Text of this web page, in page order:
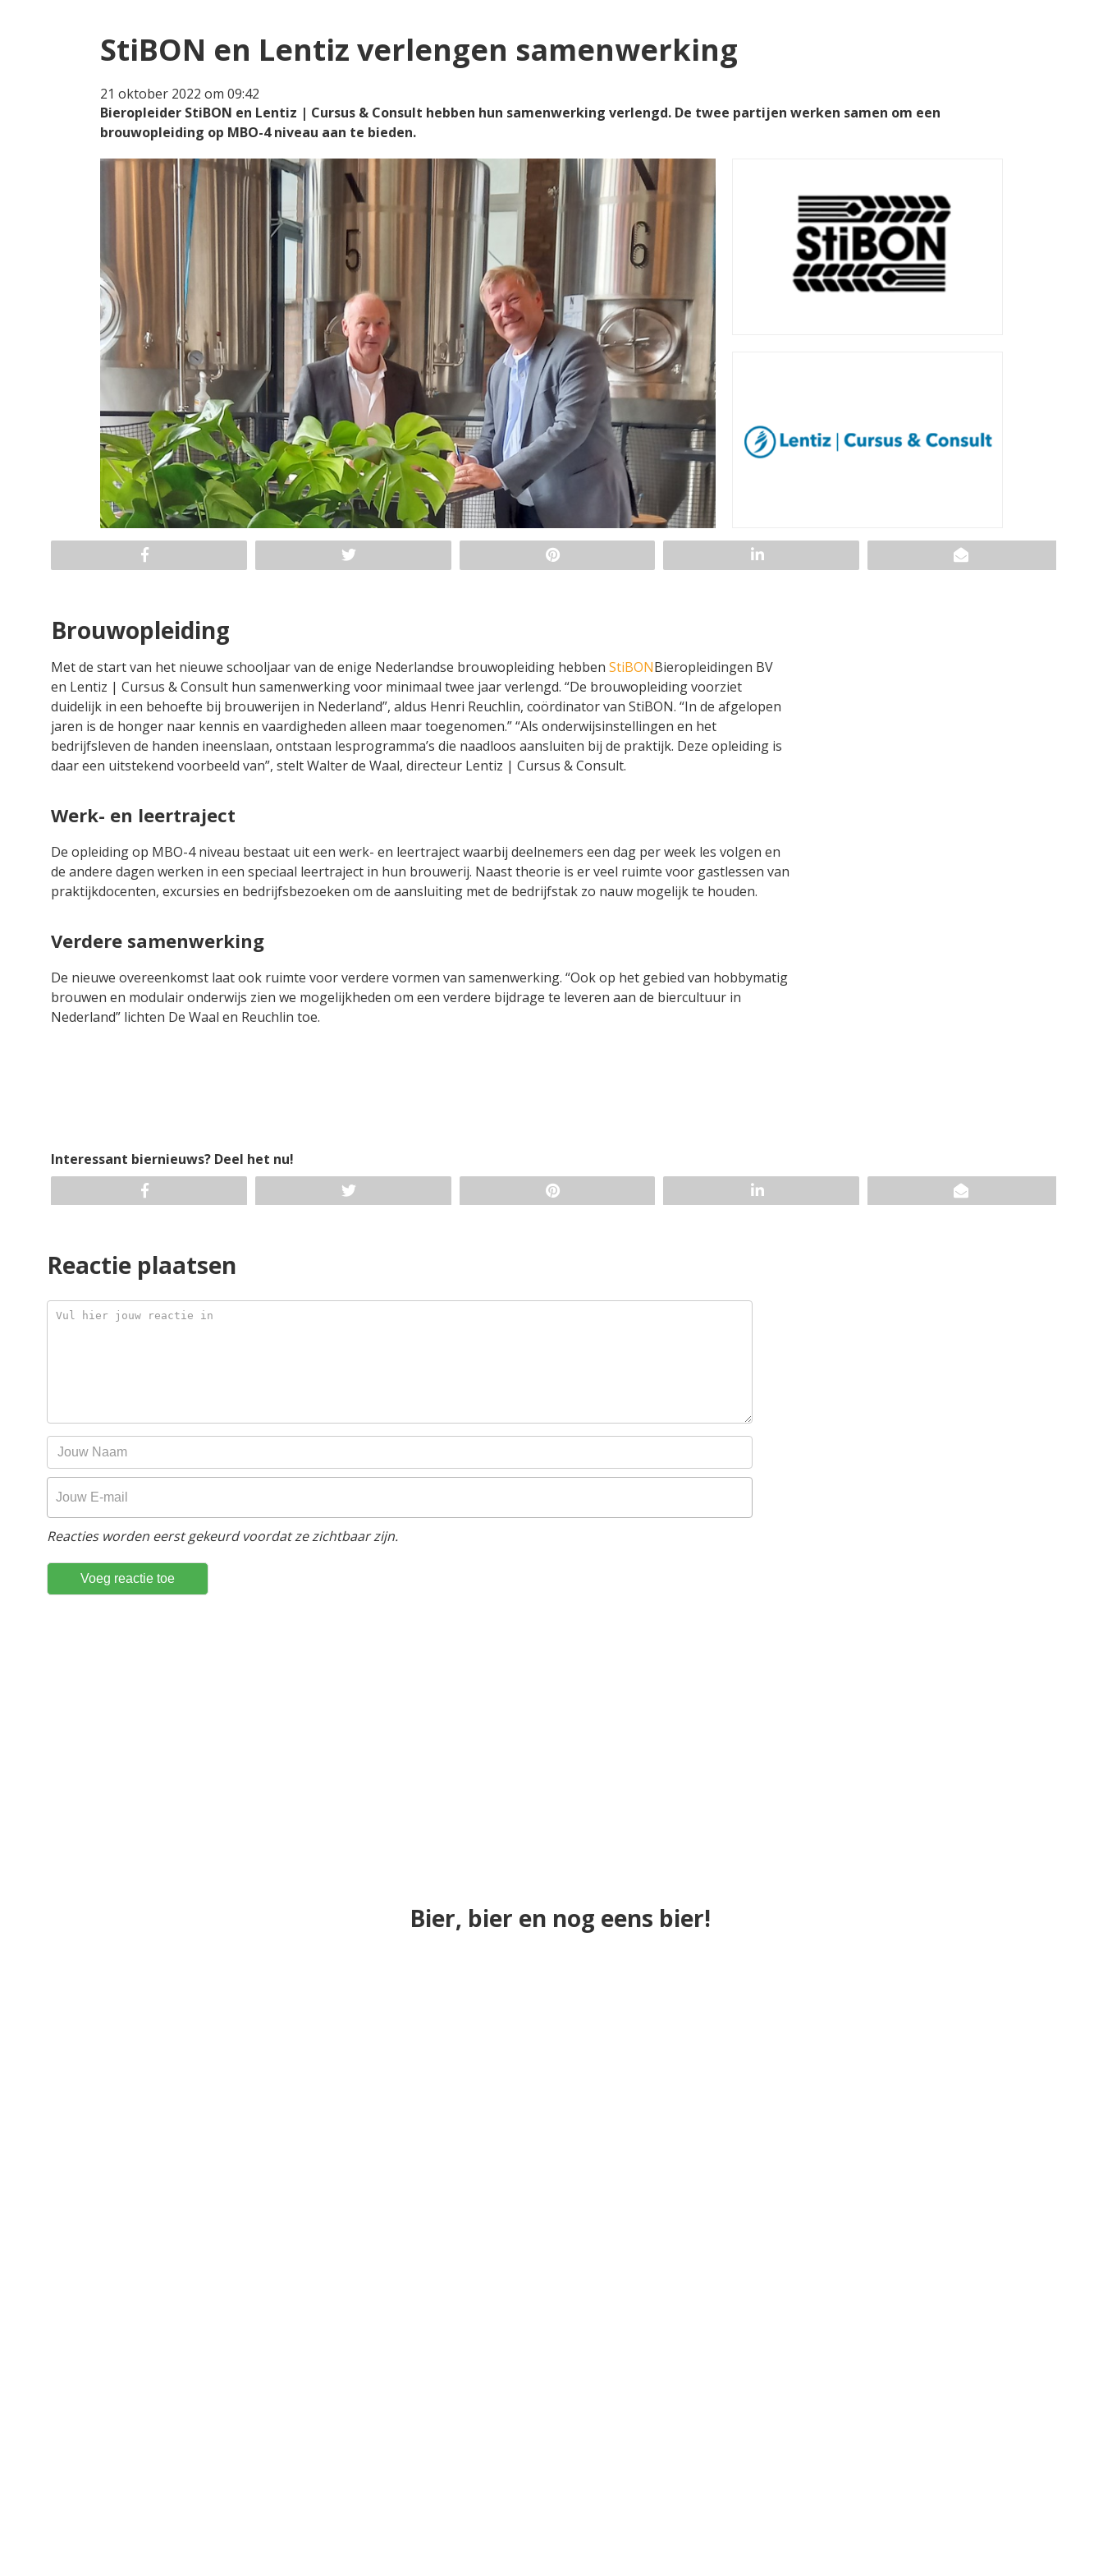
StiBON en Lentiz verlengen samenwerking
21 oktober 2022 om 09:42
Bieropleider StiBON en Lentiz | Cursus & Consult hebben hun samenwerking verlengd. De twee partijen werken samen om een
brouwopleiding op MBO-4 niveau aan te bieden.
Brouwopleiding
Met de start van het nieuwe schooljaar van de enige Nederlandse brouwopleiding hebben StiBONBieropleidingen BV
en Lentiz | Cursus & Consult hun samenwerking voor minimaal twee jaar verlengd. “De brouwopleiding voorziet
duidelijk in een behoefte bij brouwerijen in Nederland”, aldus Henri Reuchlin, coördinator van StiBON. “In de afgelopen
jaren is de honger naar kennis en vaardigheden alleen maar toegenomen.” “Als onderwijsinstellingen en het
bedrijfsleven de handen ineenslaan, ontstaan lesprogramma’s die naadloos aansluiten bij de praktijk. Deze opleiding is
daar een uitstekend voorbeeld van”, stelt Walter de Waal, directeur Lentiz | Cursus & Consult.
Werk- en leertraject
De opleiding op MBO-4 niveau bestaat uit een werk- en leertraject waarbij deelnemers een dag per week les volgen en
de andere dagen werken in een speciaal leertraject in hun brouwerij. Naast theorie is er veel ruimte voor gastlessen van
praktijkdocenten, excursies en bedrijfsbezoeken om de aansluiting met de bedrijfstak zo nauw mogelijk te houden.
Verdere samenwerking
De nieuwe overeenkomst laat ook ruimte voor verdere vormen van samenwerking. “Ook op het gebied van hobbymatig
brouwen en modulair onderwijs zien we mogelijkheden om een verdere bijdrage te leveren aan de biercultuur in
Nederland” lichten De Waal en Reuchlin toe.
Interessant biernieuws? Deel het nu!
Reactie plaatsen
Reacties worden eerst gekeurd voordat ze zichtbaar zijn.
Bier, bier en nog eens bier!